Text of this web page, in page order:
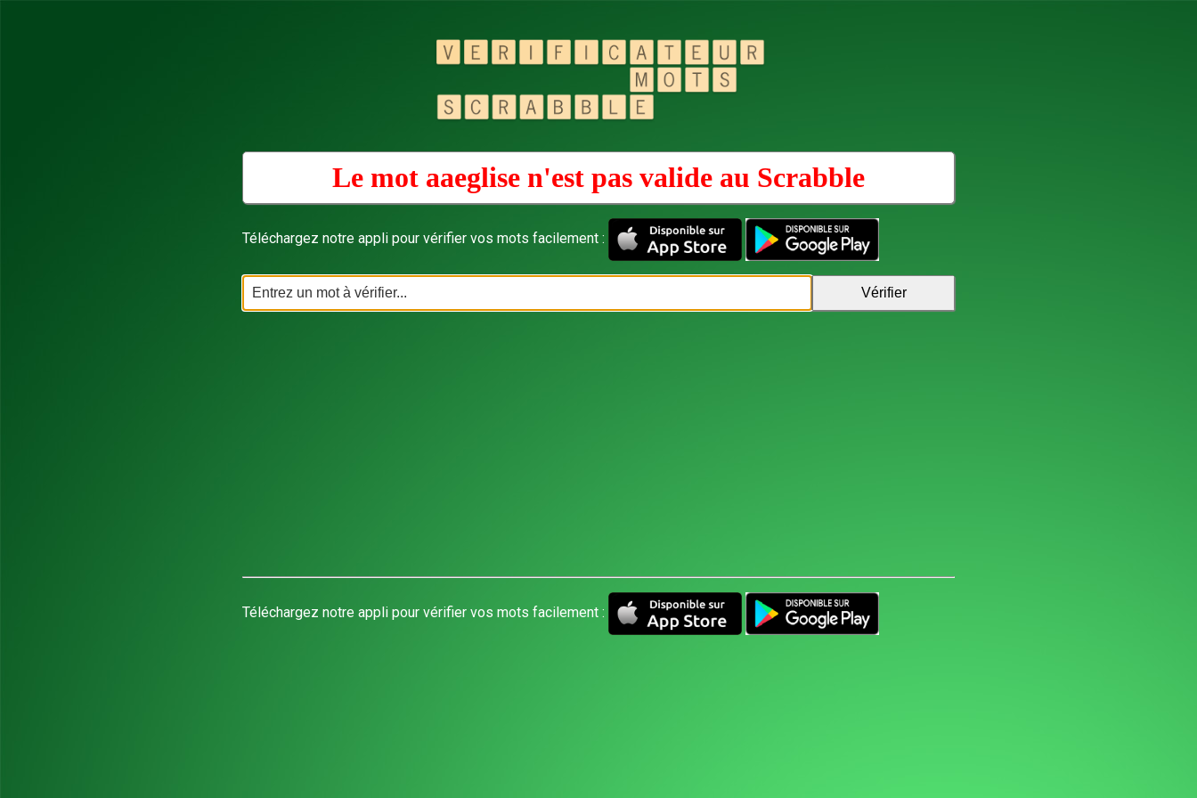
Le mot aaeglise n'est pas valide au Scrabble
Téléchargez notre appli pour vérifier vos mots facilement :
Téléchargez notre appli pour vérifier vos mots facilement :